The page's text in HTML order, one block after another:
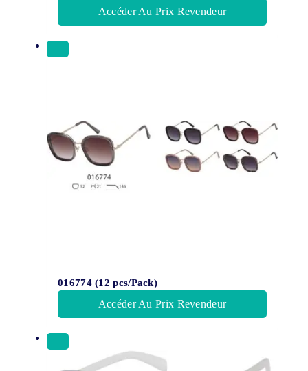
Accéder Au Prix Revendeur
016774 (12 pcs/Pack)
Accéder Au Prix Revendeur